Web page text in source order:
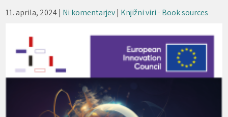
11. aprila, 2024| Ni komentarjev| Knjižni viri - Book sources